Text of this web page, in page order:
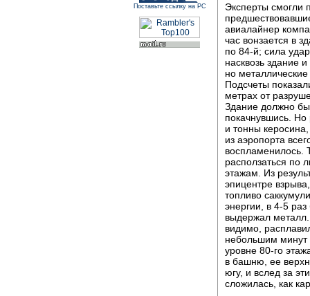
Поставьте ссылку на РС
Эксперты смогли
авиалайнер
час вонзается в
по 84-й; сила
насквозь здание
но
Подсчеты
метрах от
Здание должно
покачнувшись.
и тонны
из аэропорта
воспламенилось.
расползаться по
этажам. Из
эпицентре
топливо
энергии, в 4-5
выдержал
видимо,
небольшим минут
уровне 80-го
в башню, ее
югу, и вслед за
сложилась, как